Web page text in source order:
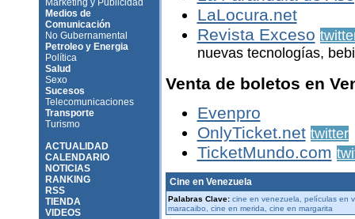
Marketing y Publicidad
Medios de
Comunicación
No Gubernamental
Petroleo y Energia
Política
Salud
Sexo
Sucesos
Telecomunicaciones
Transporte
Turismo
ACTUALIDAD
CALENDARIO
NOTICIAS
RANKING
RSS
TIENDA
VIDEOS
LaLocura.net
Revista Exceso
nuevas tecnologías,
Venta de boletos en
Evenpro
OnlyTicket.net twitter
TicketMundo.com
Cine en Venezuela
Palabras Clave: cine en venezuela, películas en
maracaibo, cine en merida, cine en margarita